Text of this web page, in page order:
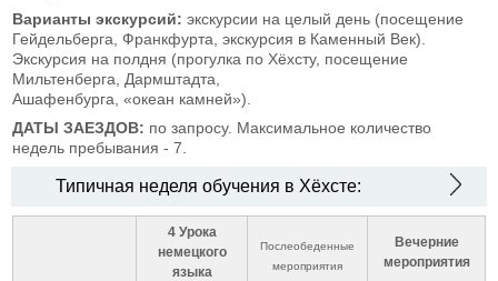
Варианты экскурсий: экскурсии на целый день (посещение
Гейдельберга, Франкфурта, экскурсия в Каменный Век).
Экскурсия на полдня (прогулка по Хёхсту, посещение
Мильтенберга, Дармштадта,
Ашафенбурга, «океан камней»).
ДАТЫ ЗАЕЗДОВ: по запросу. Максимальное количество
недель пребывания - 7.
Типичная неделя обучения в Хёхсте:
4 Урока
немецкого
языка
Послеобеденные
мероприятия
Вечерние
мероприятия